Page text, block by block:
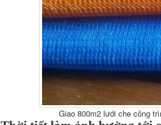
Giao 800m2 lưới che công